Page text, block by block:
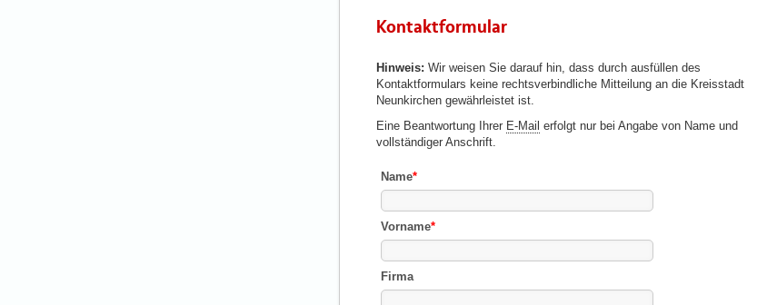
Kontaktformular
Hinweis: Wir weisen Sie darauf hin, dass durch ausfüllen des
Kontaktformulars keine rechtsverbindliche Mitteilung an die Kreisstadt
Neunkirchen gewährleistet ist.
Eine Beantwortung Ihrer E-Mail erfolgt nur bei Angabe von Name und
vollständiger Anschrift.
Name*
Vorname*
Firma